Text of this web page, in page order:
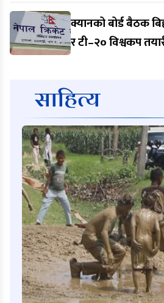
क्यानको बोर्ड बैठक
र टी–२० विश्वकप
साहित्य